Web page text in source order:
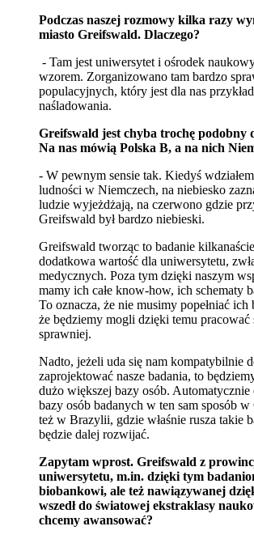
Podczas naszej rozmowy kilka razy
miasto Greifswald. Dlaczego?
- Tam jest uniwersytet i ośrodek
wzorem. Zorganizowano tam bardzo
populacyjnych, który jest dla nas
naśladowania.
Greifswald jest chyba trochę podobny
Na nas mówią Polska B, a na nich
- W pewnym sensie tak. Kiedyś
ludności w Niemczech, na niebiesko
ludzie wyjeżdżają, na czerwono gdzie
Greifswald był bardzo niebieski.
Greifswald tworząc to badanie
dodatkowa wartość dla uniwersytetu,
medycznych. Poza tym dzięki naszym
mamy ich całe know-how, ich schematy
To oznacza, że nie musimy popełniać ich
że będziemy mogli dzięki temu pracować
sprawniej.
Nadto, jeżeli uda się nam kompatybilnie
zaprojektować nasze badania, to
dużo większej bazy osób. Automatycznie
bazy osób badanych w ten sam sposób
też w Brazylii, gdzie właśnie rusza takie
będzie dalej rozwijać.
Zapytam wprost. Greifswald z
uniwersytetu, m.in. dzięki tym
biobankowi, ale też nawiązywanej
wszedł do światowej ekstraklasy
chcemy awansować?